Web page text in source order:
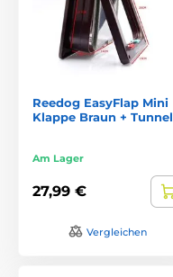
Reedog EasyFlap Mini
Klappe Braun + Tunnel
Am Lager
27,99 €
Vergleichen